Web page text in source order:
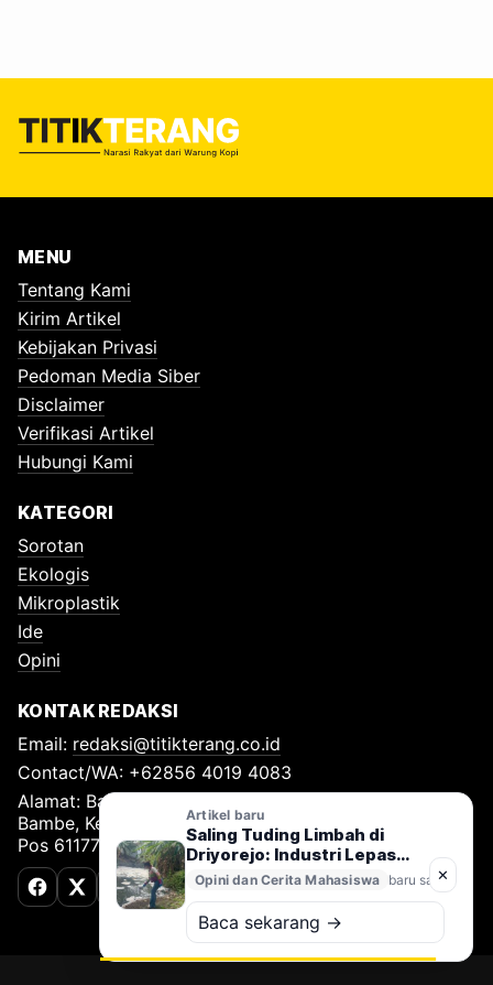
MENU
Tentang Kami
Kirim Artikel
Kebijakan Privasi
Pedoman Media Siber
Disclaimer
Verifikasi Artikel
Hubungi Kami
KATEGORI
Sorotan
Ekologis
Mikroplastik
Ide
Opini
KONTAK REDAKSI
Email: redaksi@titikterang.co.id
Contact/WA: +62856 4019 4083
Alamat: Bambe Nomor 115, RT 009 RW 009, Desa
Bambe, Kecamatan Driyorejo, Kabupaten Gresik, Kode
Pos 61177
FacebookX (Twitter)
TikTok
Artikel baru
Saling Tuding Limbah di
Driyorejo: Industri Lepas
Tangan, Kali Surabaya
Terancam
Opini dan Cerita Mahasiswa baru saja
Baca sekarang →
✕